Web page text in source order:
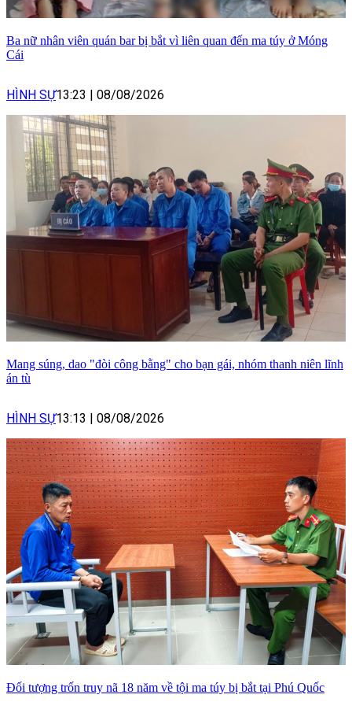
Ba nữ nhân viên quán bar bị bắt vì liên quan đến ma túy ở Móng
Cái
HÌNH SỰ13:23 | 08/08/2026
Mang súng, dao "đòi công bằng" cho bạn gái, nhóm thanh niên lĩnh
án tù
HÌNH SỰ13:13 | 08/08/2026
Đối tượng trốn truy nã 18 năm về tội ma túy bị bắt tại Phú Quốc